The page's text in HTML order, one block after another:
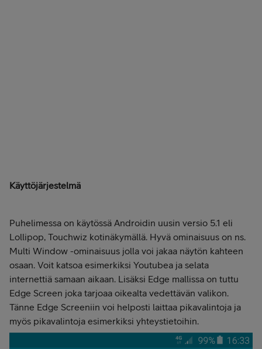
Käyttöjärjestelmä
Puhelimessa on käytössä Androidin uusin versio 5.1 eli
Lollipop, Touchwiz kotinäkymällä. Hyvä ominaisuus on ns.
Multi Window -ominaisuus jolla voi jakaa näytön kahteen
osaan. Voit katsoa esimerkiksi Youtubea ja selata
internettiä samaan aikaan. Lisäksi Edge mallissa on tuttu
Edge Screen joka tarjoaa oikealta vedettävän valikon.
Tänne Edge Screeniin voi helposti laittaa pikavalintoja ja
myös pikavalintoja esimerkiksi yhteystietoihin.